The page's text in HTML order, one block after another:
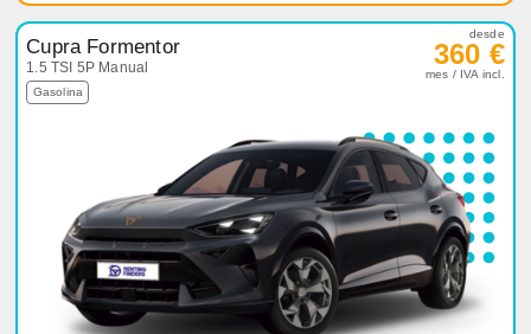
Cupra Formentor
1.5 TSI 5P Manual
Gasolina
desde
360 €
mes / IVA incl.